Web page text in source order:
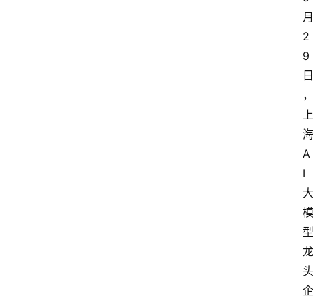
月
2
9
日
，
上
海
A
I
大
模
型
龙
头
企